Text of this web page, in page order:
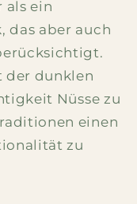
als ein
das aber auch
der dunklen
Nüsse zu
einen
zu